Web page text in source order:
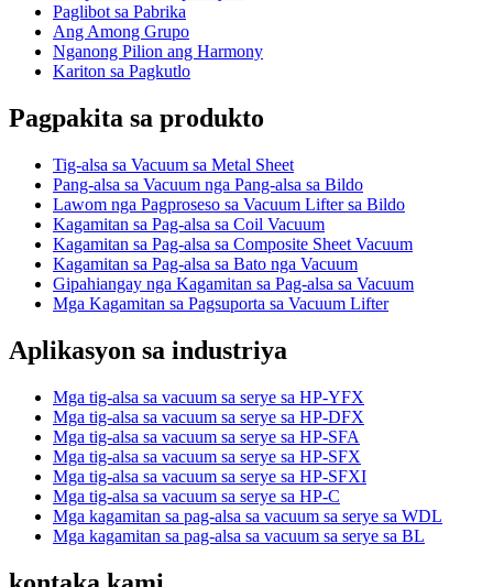
Paglibot sa Pabrika
Ang Among Grupo
Nganong Pilion ang Harmony
Kariton sa Pagkutlo
Pagpakita sa produkto
Tig-alsa sa Vacuum sa Metal Sheet
Pang-alsa sa Vacuum nga Pang-alsa sa Bildo
Lawom nga Pagproseso sa Vacuum Lifter sa Bildo
Kagamitan sa Pag-alsa sa Coil Vacuum
Kagamitan sa Pag-alsa sa Composite Sheet Vacuum
Kagamitan sa Pag-alsa sa Bato nga Vacuum
Gipahiangay nga Kagamitan sa Pag-alsa sa Vacuum
Mga Kagamitan sa Pagsuporta sa Vacuum Lifter
Aplikasyon sa industriya
Mga tig-alsa sa vacuum sa serye sa HP-YFX
Mga tig-alsa sa vacuum sa serye sa HP-DFX
Mga tig-alsa sa vacuum sa serye sa HP-SFA
Mga tig-alsa sa vacuum sa serye sa HP-SFX
Mga tig-alsa sa vacuum sa serye sa HP-SFXI
Mga tig-alsa sa vacuum sa serye sa HP-C
Mga kagamitan sa pag-alsa sa vacuum sa serye sa WDL
Mga kagamitan sa pag-alsa sa vacuum sa serye sa BL